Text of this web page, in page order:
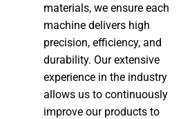
materials, we ensure each
machine delivers high
precision, efficiency, and
durability. Our extensive
experience in the industry
allows us to continuously
improve our products to